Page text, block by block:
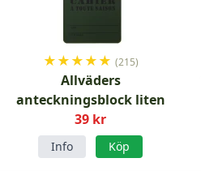
★★★★★ (215)
Allväders
anteckningsblock liten
39 kr
Info Köp